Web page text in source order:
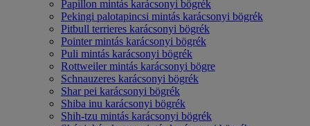
Papillon mintás karácsonyi bögrék
Pekingi palotapincsi mintás karácsonyi bögrék
Pitbull terrieres karácsonyi bögrék
Pointer mintás karácsonyi bögrék
Puli mintás karácsonyi bögrék
Rottweiler mintás karácsonyi bögre
Schnauzeres karácsonyi bögrék
Shar pei karácsonyi bögrék
Shiba inu karácsonyi bögrék
Shih-tzu mintás karácsonyi bögrék